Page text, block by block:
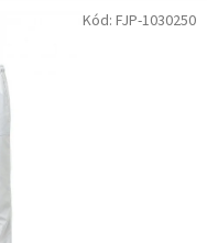
Kód: FJP-1030250